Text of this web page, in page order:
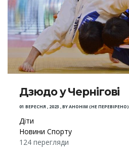
Дзюдо у Чернігові
01 ВЕРЕСНЯ , 2023 ,BYАНОНІМ (НЕ ПЕРЕВІРЕНО)
Діти
Новини Спорту
124 перегляди